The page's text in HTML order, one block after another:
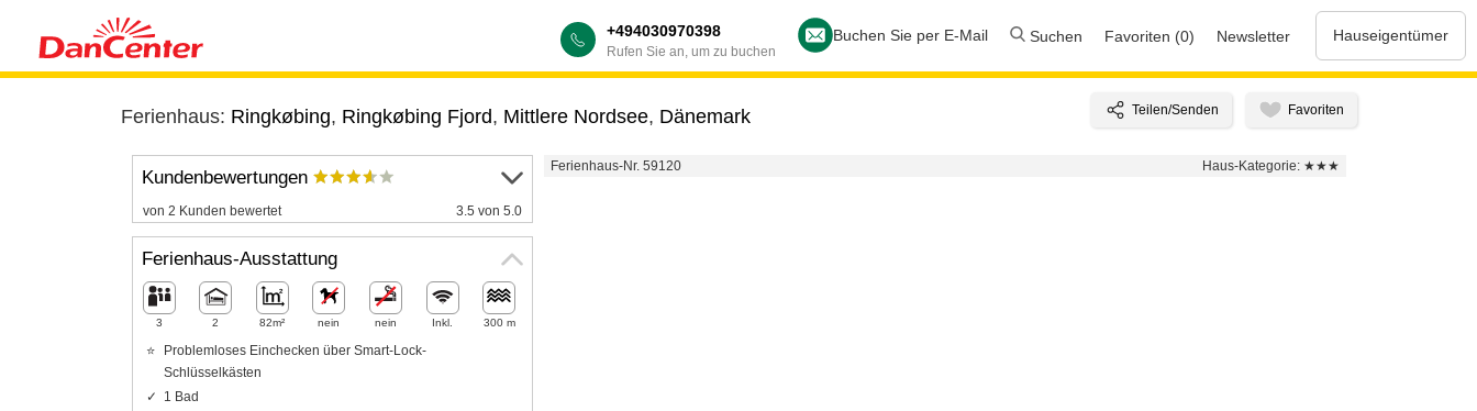
+494030970398
Rufen Sie an, um zu buchen
Buchen Sie per E-Mail Suchen Favoriten (0) Newsletter Hauseigentümer
Ferienhaus: Ringkøbing, Ringkøbing Fjord, Mittlere Nordsee, Dänemark
Ferienhaus-Nr. 59120 Haus-Kategorie: ★★★
Kundenbewertungen
von 2 Kunden bewertet 3.5 von 5.0
Ferienhaus-Ausstattung
3 2 82m² nein nein Inkl. 300 m
Problemloses Einchecken über Smart-Lock-
Schlüsselkästen
1 Bad